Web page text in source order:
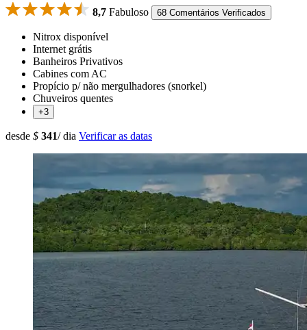
8,7 Fabuloso 68 Comentários Verificados
Nitrox disponível
Internet grátis
Banheiros Privativos
Cabines com AC
Propício p/ não mergulhadores (snorkel)
Chuveiros quentes
+3
desde $ 341/ dia Verificar as datas